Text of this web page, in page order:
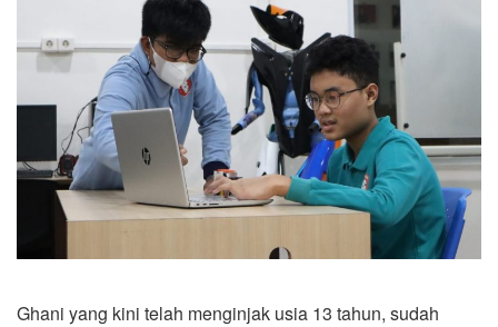
Ghani yang kini telah menginjak usia 13 tahun, sudah